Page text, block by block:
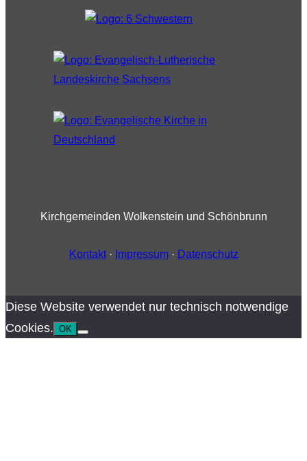
Kirchgemeinden Wolkenstein und Schönbrunn
Kontakt· Impressum· Datenschutz
Diese Website verwendet nur technisch notwendige
Cookies. OK